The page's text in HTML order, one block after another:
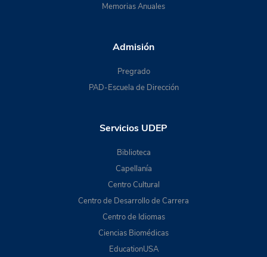
Memorias Anuales
Admisión
Pregrado
PAD-Escuela de Dirección
Servicios UDEP
Biblioteca
Capellanía
Centro Cultural
Centro de Desarrollo de Carrera
Centro de Idiomas
Ciencias Biomédicas
EducationUSA